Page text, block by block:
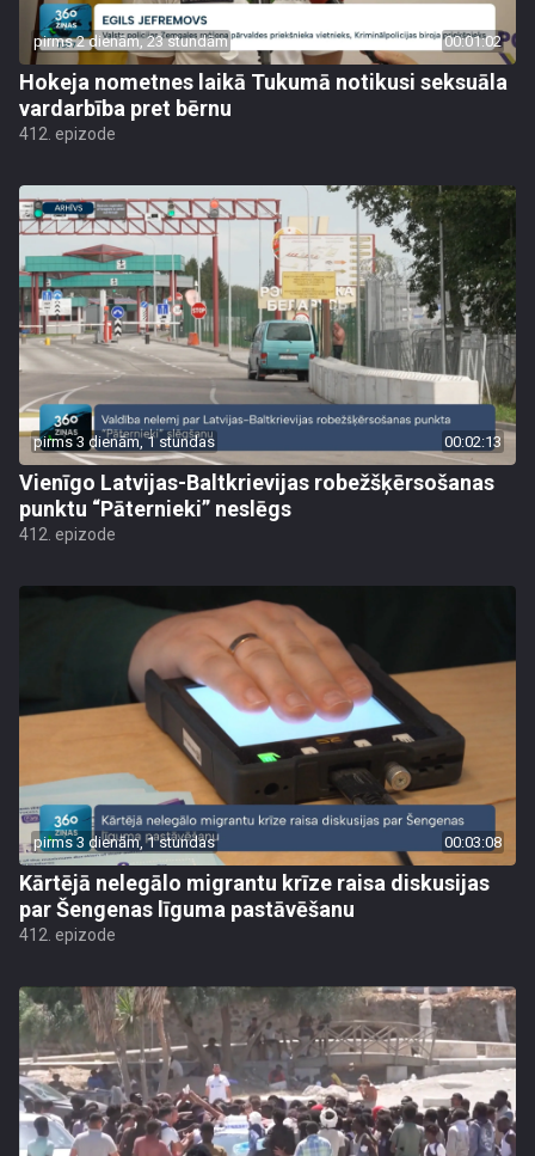
pirms 2 dienām, 23 stundām 00:01:02
Hokeja nometnes laikā Tukumā notikusi seksuāla
vardarbība pret bērnu
412. epizode
pirms 3 dienām, 1 stundas 00:02:13
Vienīgo Latvijas-Baltkrievijas robežšķērsošanas
punktu “Pāternieki” neslēgs
412. epizode
pirms 3 dienām, 1 stundas 00:03:08
Kārtējā nelegālo migrantu krīze raisa diskusijas
par Šengenas līguma pastāvēšanu
412. epizode